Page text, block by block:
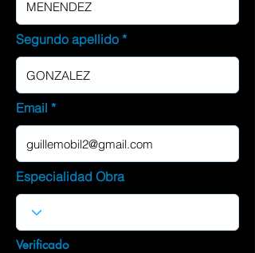
Segundo apellido
Email
Especialidad Obra
Verificado